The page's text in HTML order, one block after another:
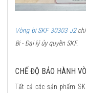
Vòng bi SKF 30303 J2
Bi - Đại lý ủy quyền SKF.
CHẾ ĐỘ BẢO HÀNH
Tất cả các sản phẩm